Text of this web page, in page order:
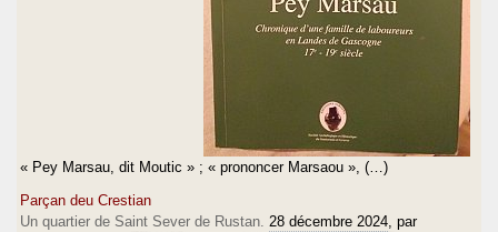
« Pey Marsau, dit Moutic » ; « prononcer Marsaou », (…)
Parçan deu Crestian
Un quartier de Saint Sever de Rustan. 28 décembre 2024, par